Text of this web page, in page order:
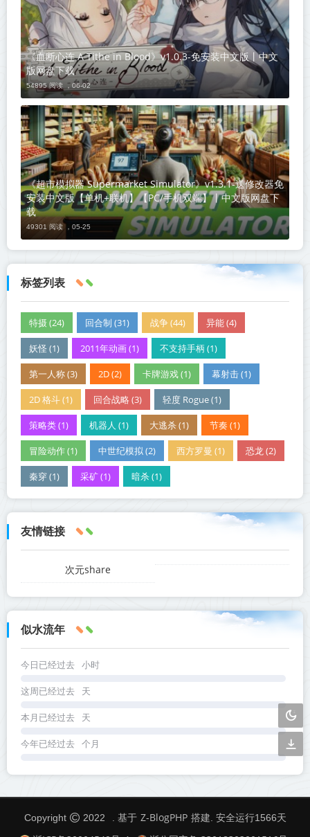
《血断心连 A Tithe in Blood》v1.0.3-免安装中文版丨中文
版网盘下载
54895 阅读 ， 06-02
《超市模拟器 Supermarket Simulator》v1.3.1-送修改器免
安装中文版【单机+联机】【PC/手机双端】丨中文版网盘下
载
49301 阅读 ， 05-25
标签列表
特摄 (24) 回合制 (31) 战争 (44) 异能 (4)
妖怪 (1) 2011年动画 (1) 不支持手柄 (1)
第一人称 (3) 2D (2) 卡牌游戏 (1) 幕射击 (1)
2D 格斗 (1) 回合战略 (3) 轻度 Rogue (1)
策略类 (1) 机器人 (1) 大逃杀 (1) 节奏 (1)
冒险动作 (1) 中世纪模拟 (2) 西方罗曼 (1) 恐龙 (2)
秦穿 (1) 采矿 (1) 暗杀 (1)
友情链接
次元share
似水流年
今日已经过去 小时
这周已经过去 天
本月已经过去 天
今年已经过去 个月
Copyright 2022 . 基于 Z-BlogPHP 搭建. 安全运行1566天